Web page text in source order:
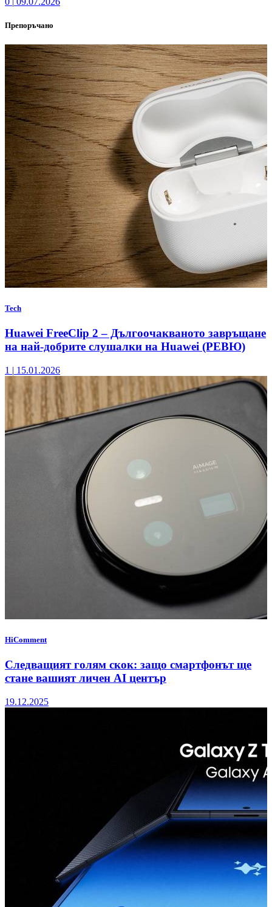
Препоръчано
Tech
Huawei FreeClip 2 – Дългоочакваното завръщане
на най-добрите слушалки на Huawei (РЕВЮ)
1 | 15.01.2026
HiComment
Следващият голям скок: защо смартфонът ще
стане вашият личен AI център
19.12.2025